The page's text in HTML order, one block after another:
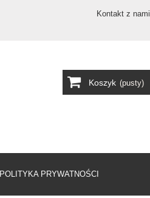
Kontakt z nami
Koszyk (pusty)
POLITYKA PRYWATNOŚCI